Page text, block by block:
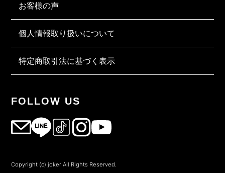
お客様の声
個人情報取り扱いについて
特定商取引法に基づく表示
FOLLOW US
Copyright (c) joker All Rights Reserved.